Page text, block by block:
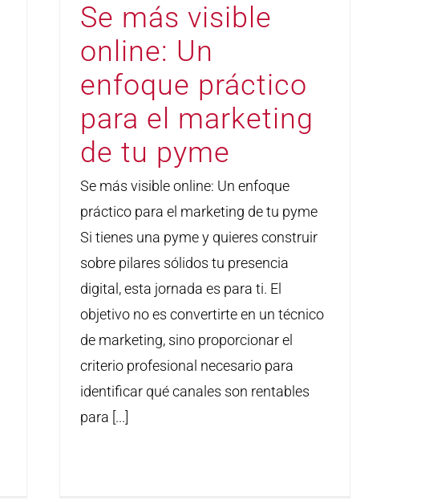
Se más visible
online: Un
enfoque práctico
para el marketing
de tu pyme
Se más visible online: Un enfoque
práctico para el marketing de tu pyme
Si tienes una pyme y quieres construir
sobre pilares sólidos tu presencia
digital, esta jornada es para ti. El
objetivo no es convertirte en un técnico
de marketing, sino proporcionar el
criterio profesional necesario para
identificar qué canales son rentables
para [...]